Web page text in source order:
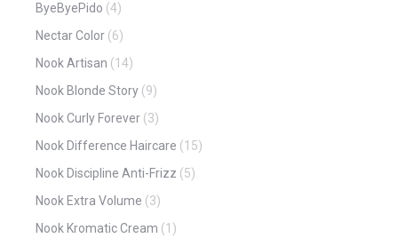
ByeByePido (4)
Nectar Color (6)
Nook Artisan (14)
Nook Blonde Story (9)
Nook Curly Forever (3)
Nook Difference Haircare (15)
Nook Discipline Anti-Frizz (5)
Nook Extra Volume (3)
Nook Kromatic Cream (1)